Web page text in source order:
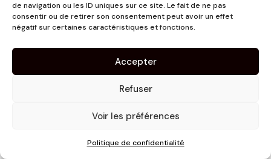
de navigation ou les ID uniques sur ce site. Le fait de ne pas
consentir ou de retirer son consentement peut avoir un effet
négatif sur certaines caractéristiques et fonctions.
Accepter
Refuser
Voir les préférences
Politique de confidentialité
3 place Jeanne d'Arc
31000 Toulouse
contact@pujolmaison.com
05 62 73 70 73